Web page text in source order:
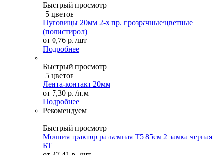
Быстрый просмотр
5 цветов
Пуговицы 20мм 2-х пр. прозрачные/цветные
(полистирол)
от 0,76 р. /шт
Подробнее
Быстрый просмотр
5 цветов
Лента-контакт 20мм
от 7,30 р. /п.м
Подробнее
Рекомендуем
Быстрый просмотр
Молния трактор разъемная Т5 85см 2 замка черная
БТ